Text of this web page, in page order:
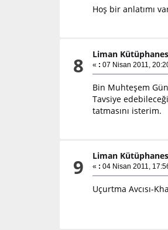
Hoş bir anlatımı
8 Liman
« : 07 Nisan 2011,
Bin Muhteşem
Tavsiye
tatmasını isterim.
9 Liman
« : 04 Nisan 2011,
Uçurtma Avcısı-